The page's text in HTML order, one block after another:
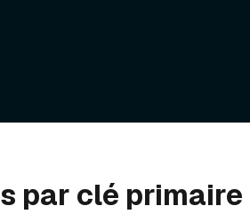
par clé primaire